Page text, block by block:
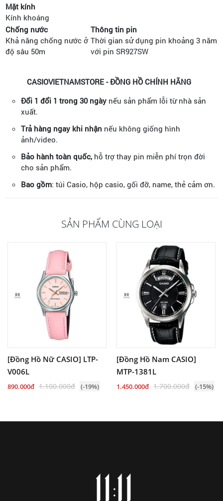
Mặt kính
Kính khoáng
Chống nước
Khả năng chống nước ở
độ sâu 50m
Thông tin pin
Thời gian sử dụng pin khoảng 3 năm
với pin SR927SW
CASIOVIETNAMSTORE - ĐỒNG HỒ CHÍNH HÃNG
Đổi 1 đổi 1 trong 30 ngày nếu sản phẩm lỗi từ nhà sản
xuất.
Trả hàng ngay khi nhận nếu không giống hình
ảnh/video.
Bảo hành toàn quốc, hỗ trợ thay pin miễn phí trọn đời
cho sản phẩm.
Bao gồm: túi Casio, hộp casio, gối đỡ, name, thẻ cảm ơn.
SẢN PHẨM CÙNG LOẠI
[Đồng Hồ Nữ CASIO] LTP-
V006L
890.000đ 1.100.000đ (-19%)
[Đồng Hồ Nam CASIO]
MTP-1381L
1.450.000đ 1.700.000đ (-15%)